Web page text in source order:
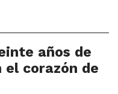
años de
el corazón de